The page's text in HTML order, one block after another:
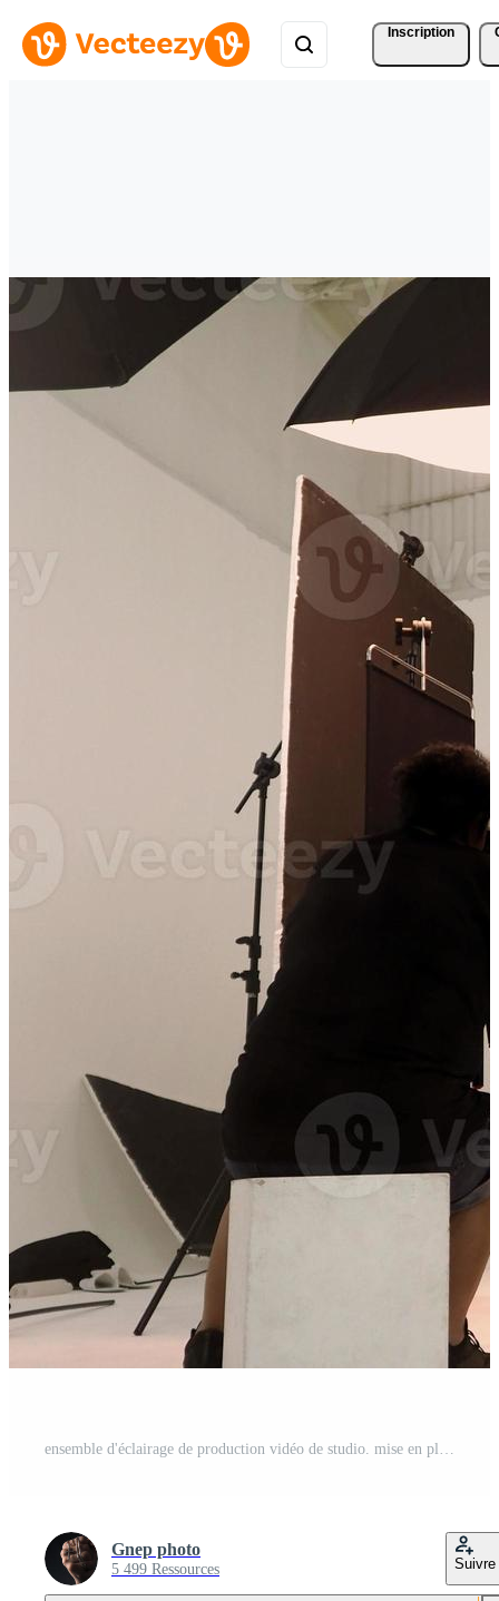
Inscription
Gnep photo
5 499 Ressources Suivre